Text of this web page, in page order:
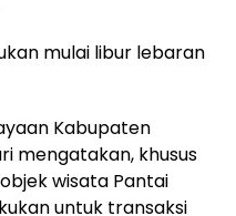
mulai libur lebaran
Kabupaten
mengatakan, khusus
wisata Pantai
untuk transaksi